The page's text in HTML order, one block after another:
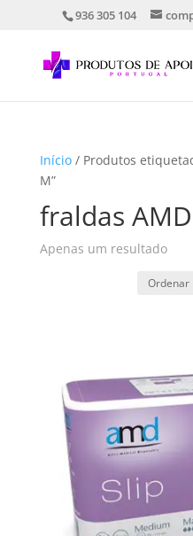
936 305 104
Início/ Produtos
M”
fraldas
Apenas um resultado